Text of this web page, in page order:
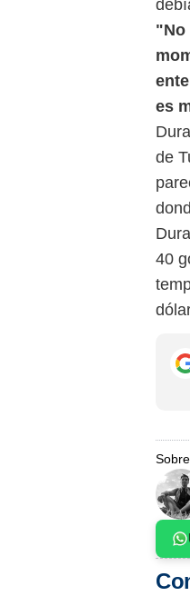
"No
es
de
40